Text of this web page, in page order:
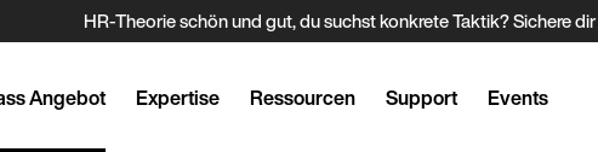
HR-Theorie schön und gut, du suchst konkrete Taktik? Sichere dir
Angebot Expertise Ressourcen Support Events